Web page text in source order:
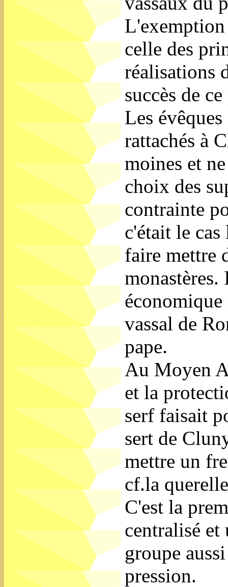
celle des
réalisations
succès de
Les
rattachés à
moines et
choix des
contrainte
c'était le
faire mettre
vassal de
pape.
Au Moyen
et la
serf faisait
sert de
mettre un
cf.la
C'est la
centralisé et
groupe
pression.